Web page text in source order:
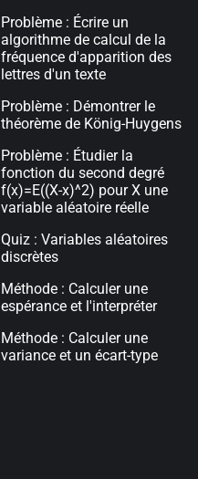
Problème : Écrire un
algorithme de calcul de la
fréquence d'apparition des
lettres d'un texte
Problème : Démontrer le
théorème de König-Huygens
Problème : Étudier la
fonction du second degré
f(x)=E((X-x)^2) pour X une
variable aléatoire réelle
Quiz : Variables aléatoires
discrètes
Méthode : Calculer une
espérance et l'interpréter
Méthode : Calculer une
variance et un écart-type